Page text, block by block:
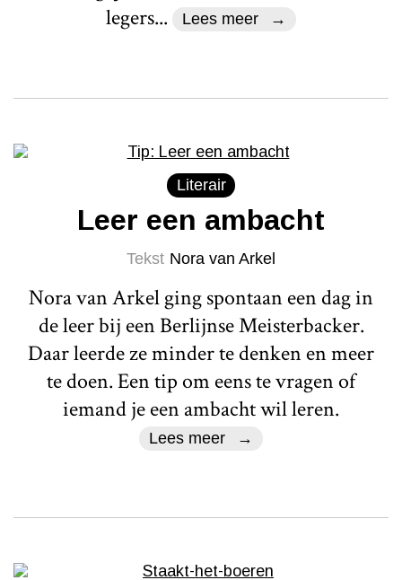
legers...
Lees meer
Literair
Leer een ambacht
Tekst Nora van Arkel
Nora van Arkel ging spontaan een dag in
de leer bij een Berlijnse Meisterbacker.
Daar leerde ze minder te denken en meer
te doen. Een tip om eens te vragen of
iemand je een ambacht wil leren.
Lees meer